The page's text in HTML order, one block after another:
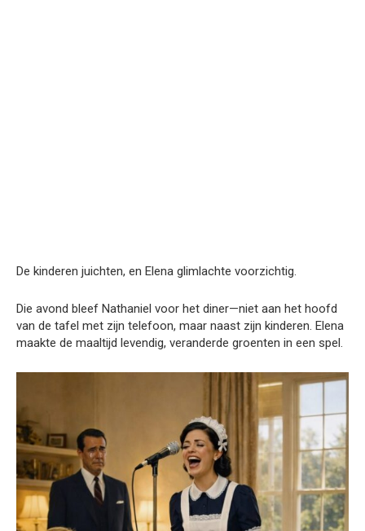
De kinderen juichten, en Elena glimlachte voorzichtig.
Die avond bleef Nathaniel voor het diner—niet aan het hoofd
van de tafel met zijn telefoon, maar naast zijn kinderen. Elena
maakte de maaltijd levendig, veranderde groenten in een spel.